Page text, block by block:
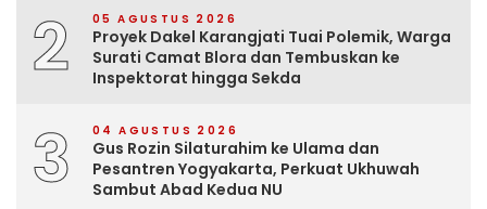
2 05 AGUSTUS 2026
Proyek Dakel Karangjati Tuai Polemik, Warga
Surati Camat Blora dan Tembuskan ke
Inspektorat hingga Sekda
3 04 AGUSTUS 2026
Gus Rozin Silaturahim ke Ulama dan
Pesantren Yogyakarta, Perkuat Ukhuwah
Sambut Abad Kedua NU